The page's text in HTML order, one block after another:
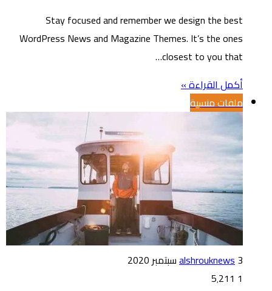
Stay focused and remember we design the best
WordPress News and Magazine Themes. It’s the ones
closest to you that…
أكمل القراءة »
ملفات منسية
alshrouknews3 سبتمبر 2020
1